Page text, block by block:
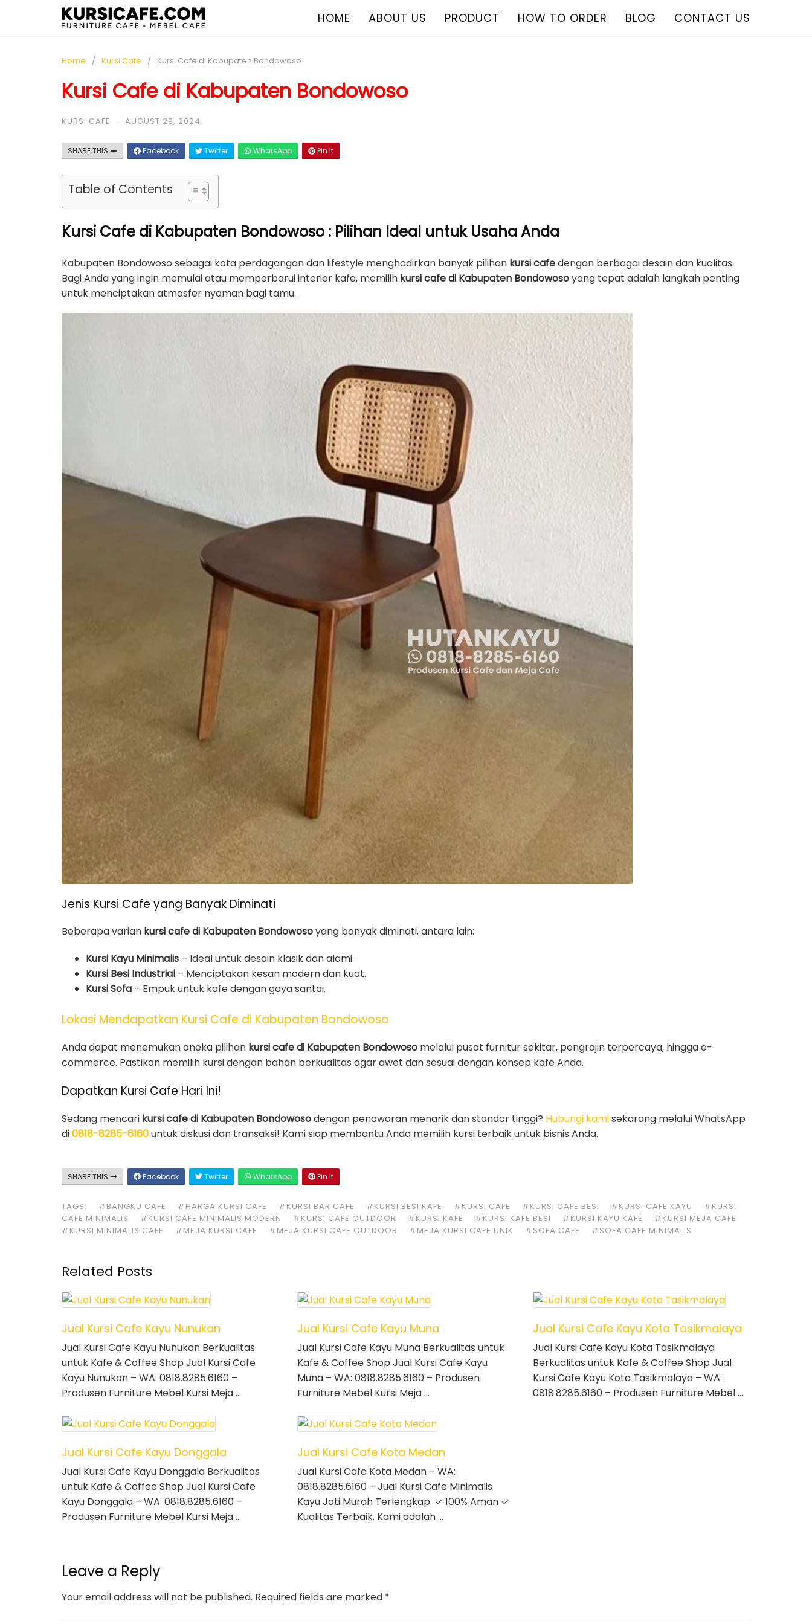
HOME ABOUT US PRODUCT HOW TO ORDER BLOG CONTACT US
Home Kursi Cafe Kursi Cafe di Kabupaten Bondowoso
Kursi Cafe di Kabupaten Bondowoso
KURSI CAFE · AUGUST 29, 2024
SHARE THIS Facebook Twitter WhatsApp Pin It
Table of Contents
Kursi Cafe di Kabupaten Bondowoso : Pilihan Ideal untuk Usaha Anda
Kabupaten Bondowoso sebagai kota perdagangan dan lifestyle menghadirkan banyak pilihan kursi cafedengan berbagai desain dan kualitas.
Bagi Anda yang ingin memulai atau memperbarui interior kafe, memilih kursi cafe di Kabupaten Bondowosoyang tepat adalah langkah penting
untuk menciptakan atmosfer nyaman bagi tamu.
Jenis Kursi Cafe yang Banyak Diminati
Beberapa varian kursi cafe di Kabupaten Bondowosoyang banyak diminati, antara lain:
Kursi Kayu Minimalis – Ideal untuk desain klasik dan alami.
Kursi Besi Industrial – Menciptakan kesan modern dan kuat.
Kursi Sofa – Empuk untuk kafe dengan gaya santai.
Lokasi Mendapatkan Kursi Cafe di Kabupaten Bondowoso
Anda dapat menemukan aneka pilihan kursi cafe di Kabupaten Bondowoso melalui pusat furnitur sekitar, pengrajin terpercaya, hingga e-
commerce. Pastikan memilih kursi dengan bahan berkualitas agar awet dan sesuai dengan konsep kafe Anda.
Dapatkan Kursi Cafe Hari Ini!
Sedang mencari kursi cafe di Kabupaten Bondowosodengan penawaran menarik dan standar tinggi? Hubungi kamisekarang melalui WhatsApp
di0818-8285-6160untuk diskusi dan transaksi! Kami siap membantu Anda memilih kursi terbaik untuk bisnis Anda.
SHARE THIS Facebook Twitter WhatsApp Pin It
TAGS: #BANGKU CAFE #HARGA KURSI CAFE #KURSI BAR CAFE #KURSI BESI KAFE #KURSI CAFE #KURSI CAFE BESI #KURSI CAFE KAYU
#KURSI
CAFE MINIMALIS
#KURSI CAFE MINIMALIS MODERN #KURSI CAFE OUTDOOR #KURSI KAFE #KURSI KAFE BESI #KURSI KAYU KAFE
#KURSI MEJA CAFE
#KURSI MINIMALIS CAFE
#MEJA KURSI CAFE #MEJA KURSI CAFE OUTDOOR #MEJA KURSI CAFE UNIK #SOFA CAFE #SOFA CAFE MINIMALIS
Related Posts
Jual Kursi Cafe Kayu Nunukan
Jual Kursi Cafe Kayu Nunukan Berkualitas
untuk Kafe & Coffee Shop Jual Kursi Cafe
Kayu Nunukan – WA: 0818.8285.6160 –
Produsen Furniture Mebel Kursi Meja …
Jual Kursi Cafe Kayu Muna
Jual Kursi Cafe Kayu Muna Berkualitas untuk
Kafe & Coffee Shop Jual Kursi Cafe Kayu
Muna – WA: 0818.8285.6160 – Produsen
Furniture Mebel Kursi Meja …
Jual Kursi Cafe Kayu Kota Tasikmalaya
Jual Kursi Cafe Kayu Kota Tasikmalaya
Berkualitas untuk Kafe & Coffee Shop Jual
Kursi Cafe Kayu Kota Tasikmalaya – WA:
0818.8285.6160 – Produsen Furniture Mebel …
Jual Kursi Cafe Kayu Donggala
Jual Kursi Cafe Kayu Donggala Berkualitas
untuk Kafe & Coffee Shop Jual Kursi Cafe
Kayu Donggala – WA: 0818.8285.6160 –
Produsen Furniture Mebel Kursi Meja …
Jual Kursi Cafe Kota Medan
Jual Kursi Cafe Kota Medan – WA:
0818.8285.6160 – Jual Kursi Cafe Minimalis
Kayu Jati Murah Terlengkap. ✓ 100% Aman ✓
Kualitas Terbaik. Kami adalah …
Leave a Reply
Your email address will not be published. Required fields are marked *